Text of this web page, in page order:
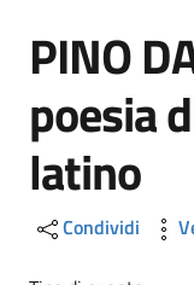
PINO
poesia
latino
Condividi